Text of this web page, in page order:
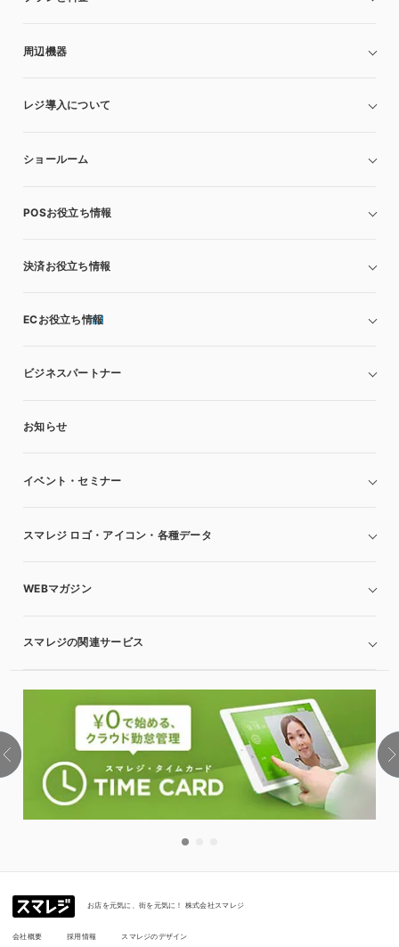
周辺機器
レジ導入について
ショールーム
POSお役立ち情報
決済お役立ち情報
ECお役立ち情報
ビジネスパートナー
お知らせ
イベント・セミナー
スマレジ ロゴ・アイコン・各種データ
WEBマガジン
スマレジの関連サービス
お店を元気に、街を元気に！ 株式会社スマレジ
会社概要 採用情報 スマレジのデザイン